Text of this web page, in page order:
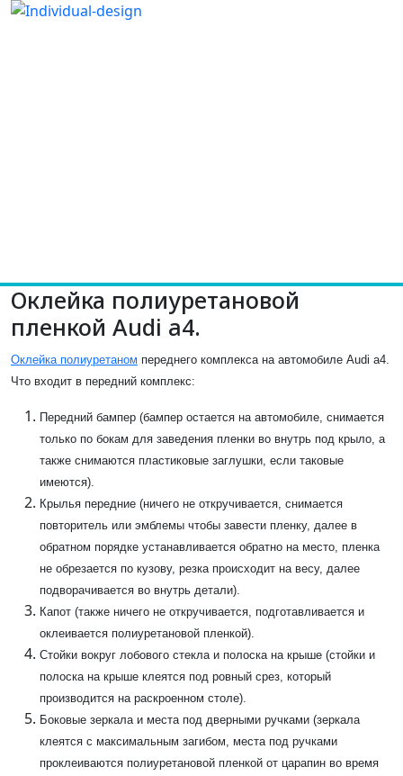
Оклейка полиуретановой
пленкой Audi a4.
Оклейка полиуретаном переднего комплекса на автомобиле Audi a4.
Что входит в передний комплекс:
Передний бампер (бампер остается на автомобиле, снимается
только по бокам для заведения пленки во внутрь под крыло, а
также снимаются пластиковые заглушки, если таковые
имеются).
Крылья передние (ничего не откручивается, снимается
повторитель или эмблемы чтобы завести пленку, далее в
обратном порядке устанавливается обратно на место, пленка
не обрезается по кузову, резка происходит на весу, далее
подворачивается во внутрь детали).
Капот (также ничего не откручивается, подготавливается и
оклеивается полиуретановой пленкой).
Стойки вокруг лобового стекла и полоска на крыше (стойки и
полоска на крыше клеятся под ровный срез, который
производится на раскроенном столе).
Боковые зеркала и места под дверными ручками (зеркала
клеятся с максимальным загибом, места под ручками
проклеиваются полиуретановой пленкой от царапин во время